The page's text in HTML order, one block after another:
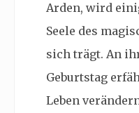
Arden, wird
Seele des
sich trägt. An
Geburtstag
Leben